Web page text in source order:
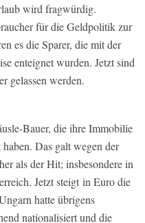
wird fragwürdig.
für die Geldpolitik zur
es die Sparer, die mit der
enteignet wurden. Jetzt sind
gelassen werden.
Bauer, die ihre Immobilie
Das galt wegen der
als der Hit; insbesondere in
Jetzt steigt in Euro die
hatte übrigens
nationalisiert und die